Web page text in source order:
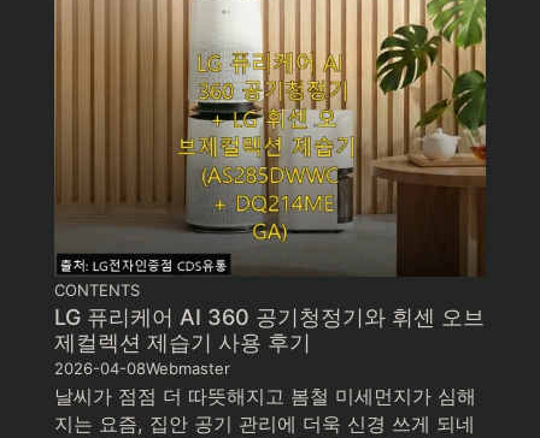
CONTENTS
LG 퓨리케어 AI 360 공기청정기와 휘센 오브
제컬렉션 제습기 사용 후기
2026-04-08Webmaster
날씨가 점점 더 따뜻해지고 봄철 미세먼지가 심해
지는 요즘, 집안 공기 관리에 더욱 신경 쓰게 되네